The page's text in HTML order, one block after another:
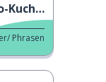
Phrasen